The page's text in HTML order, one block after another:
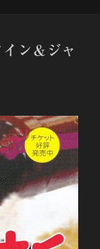
ン＆ジャ